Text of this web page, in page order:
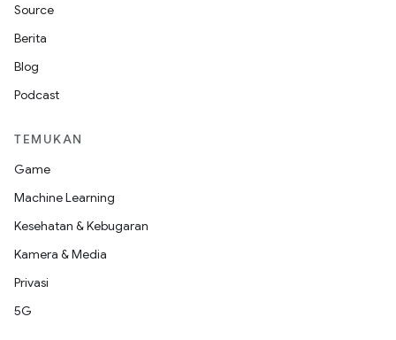
Source
Berita
Blog
Podcast
TEMUKAN
Game
Machine Learning
Kesehatan & Kebugaran
Kamera & Media
Privasi
5G